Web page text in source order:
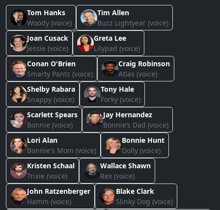
Tom Hanks
Woody (voice)
Tim Allen
Buzz Lightyear (voice)
Joan Cusack
Jessie (voice)
Greta Lee
Lilypad (voice)
Conan O'Brien
Smarty Pants (voice)
Craig Robinson
Atlas (voice)
Shelby Rabara
Snappy (voice)
Tony Hale
Forky (voice)
Scarlett Spears
Bonnie (voice)
Jay Hernandez
Bonnie’s Dad (voice)
Lori Alan
Bonnie's Mom (voice)
Bonnie Hunt
Dolly (voice)
Kristen Schaal
Trixie (voice)
Wallace Shawn
Rex (voice)
John Ratzenberger
Hamm (voice)
Blake Clark
Slinky Dog (voice)